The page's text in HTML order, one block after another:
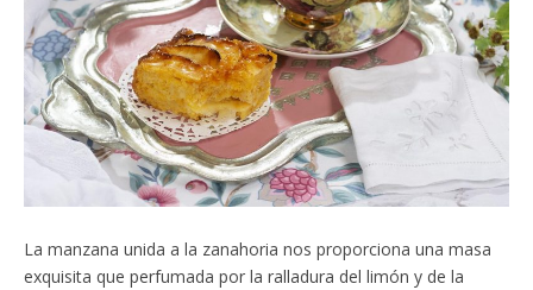
La manzana unida a la zanahoria nos proporciona una masa
exquisita que perfumada por la ralladura del limón y de la